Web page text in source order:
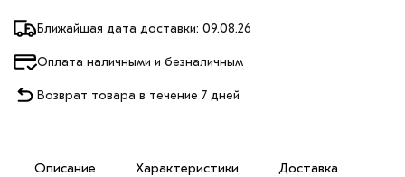
Ближайшая дата доставки: 09.08.26
Оплата наличными и безналичным
Возврат товара в течение 7 дней
Описание Характеристики Доставка